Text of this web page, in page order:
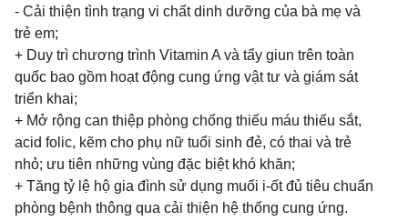
- Cải thiện tình trạng vi chất dinh dưỡng của bà mẹ và
trẻ em;
+ Duy trì chương trình Vitamin A và tẩy giun trên toàn
quốc bao gồm hoạt động cung ứng vật tư và giám sát
triển khai;
+ Mở rộng can thiệp phòng chống thiếu máu thiếu sắt,
acid folic, kẽm cho phụ nữ tuổi sinh đẻ, có thai và trẻ
nhỏ; ưu tiên những vùng đặc biệt khó khăn;
+ Tăng tỷ lệ hộ gia đình sử dụng muối i-ốt đủ tiêu chuẩn
phòng bệnh thông qua cải thiện hệ thống cung ứng.